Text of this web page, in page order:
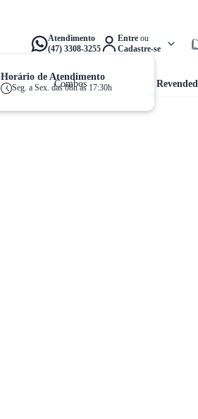
Falta apenas R$ 159,00 para ganhar
Atendimento
(47) 3308-3255
Horário de Atendimento
Seg. a Sex. das 08h às 17:30h
Entre ou
Cadastre-se
Combos